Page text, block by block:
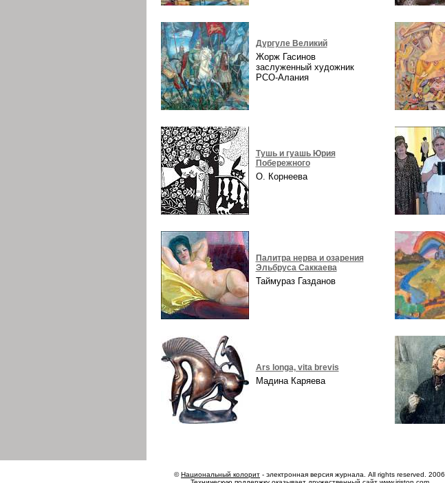
Дургуле Великий
Жорж Гасинов
заслуженный художник
РСО-Алания
Тушь и гуашь Юрия
Побережного
О. Корнеева
Палитра нерва и озарения
Эльбруса Саккаева
Таймураз Газданов
Ars longa, vita brevis
Мадина Каряева
©Национальный колорит - электронная версия журнала. All rights reserved. 2006